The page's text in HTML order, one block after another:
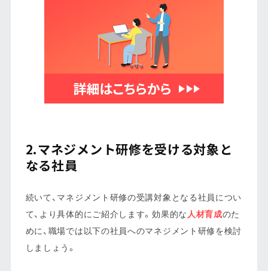
2.マネジメント研修を受ける対象と
なる社員
続いて、マネジメント研修の受講対象となる社員につい
て、より具体的にご紹介します。効果的な 人材育成のた
めに、職場では以下の社員へのマネジメント研修を検討
しましょう。